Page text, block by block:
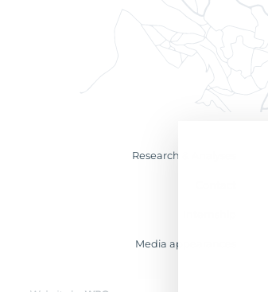
Research & Analyses
Media appearances